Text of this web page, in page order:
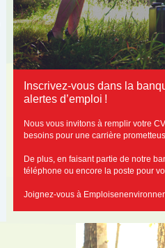
Inscrivez-vous dans la
alertes d’emploi !
Nous vous invitons à remplir votre
besoins pour une carrière
De plus, en faisant partie de notre
téléphone ou encore la poste pour
Joignez-vous à